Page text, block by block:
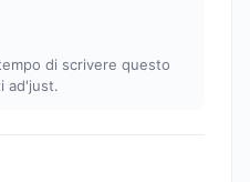
di scrivere questo
ad'just.